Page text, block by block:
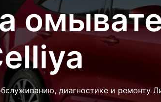
диагностике и ремонту